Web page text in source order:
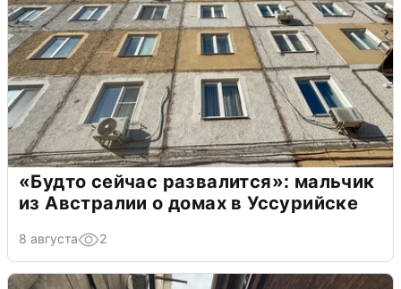
«Будто сейчас развалится»: мальчик
из Австралии о домах в Уссурийске
8 августа 2